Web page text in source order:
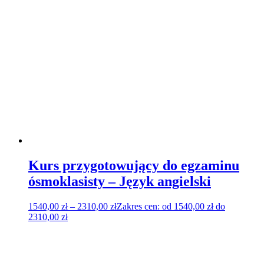
Kurs przygotowujący do egzaminu
ósmoklasisty – Język angielski
1540,00 zł – 2310,00 złZakres cen: od 1540,00 zł do
2310,00 zł